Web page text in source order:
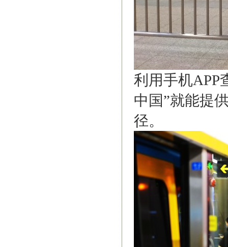
利用手机APP
中国”就能提
径。